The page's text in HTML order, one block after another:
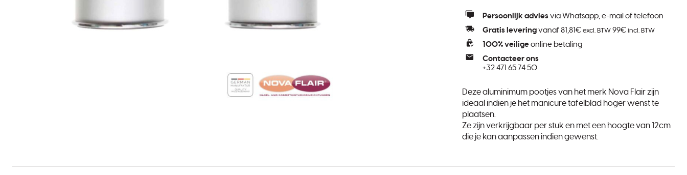
Persoonlijk advies via Whatsapp, e-mail of telefoon
Gratis levering vanaf 81,81€ excl. BTW 99€ incl. BTW
100% veilige online betaling
Contacteer ons
+32 471 65 74 50
Deze aluminimum pootjes van het merk Nova Flair zijn
ideaal indien je het manicure tafelblad hoger wenst te
plaatsen.
Ze zijn verkrijgbaar per stuk en met een hoogte van 12cm
die je kan aanpassen indien gewenst.